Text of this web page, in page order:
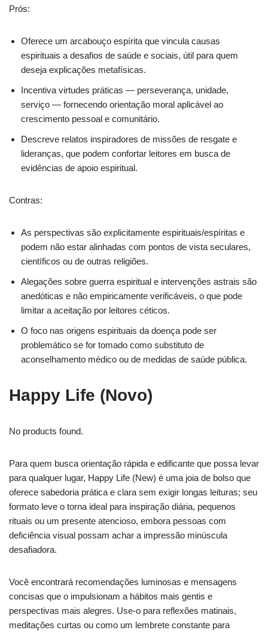
Prós:
Oferece um arcabouço espírita que vincula causas
espirituais a desafios de saúde e sociais, útil para quem
deseja explicações metafísicas.
Incentiva virtudes práticas — perseverança, unidade,
serviço — fornecendo orientação moral aplicável ao
crescimento pessoal e comunitário.
Descreve relatos inspiradores de missões de resgate e
lideranças, que podem confortar leitores em busca de
evidências de apoio espiritual.
Contras:
As perspectivas são explicitamente espirituais/espíritas e
podem não estar alinhadas com pontos de vista seculares,
científicos ou de outras religiões.
Alegações sobre guerra espiritual e intervenções astrais são
anedóticas e não empiricamente verificáveis, o que pode
limitar a aceitação por leitores céticos.
O foco nas origens espirituais da doença pode ser
problemático se for tomado como substituto de
aconselhamento médico ou de medidas de saúde pública.
Happy Life (Novo)
No products found.
Para quem busca orientação rápida e edificante que possa levar
para qualquer lugar, Happy Life (New) é uma joia de bolso que
oferece sabedoria prática e clara sem exigir longas leituras; seu
formato leve o torna ideal para inspiração diária, pequenos
rituais ou um presente atencioso, embora pessoas com
deficiência visual possam achar a impressão minúscula
desafiadora.
Você encontrará recomendações luminosas e mensagens
concisas que o impulsionam a hábitos mais gentis e
perspectivas mais alegres. Use-o para reflexões matinais,
meditações curtas ou como um lembrete constante para